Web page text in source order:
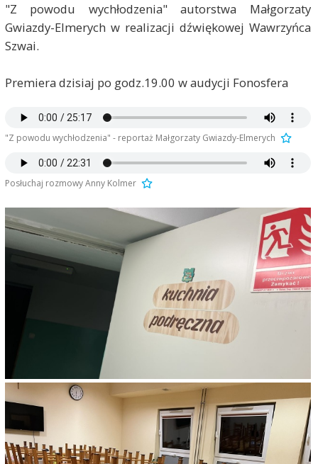
"Z powodu wychłodzenia" autorstwa Małgorzaty
Gwiazdy-Elmerych w realizacji dźwiękowej Wawrzyńca
Szwai.
Premiera dzisiaj po godz.19.00 w audycji Fonosfera
"Z powodu wychłodzenia" - reportaż Małgorzaty Gwiazdy-Elmerych
Posłuchaj rozmowy Anny Kolmer